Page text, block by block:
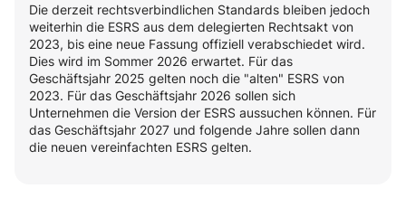
Die derzeit rechtsverbindlichen Standards bleiben jedoch
weiterhin die ESRS aus dem delegierten Rechtsakt von
2023, bis eine neue Fassung offiziell verabschiedet wird.
Dies wird im Sommer 2026 erwartet. Für das
Geschäftsjahr 2025 gelten noch die "alten" ESRS von
2023. Für das Geschäftsjahr 2026 sollen sich
Unternehmen die Version der ESRS aussuchen können. Für
das Geschäftsjahr 2027 und folgende Jahre sollen dann
die neuen vereinfachten ESRS gelten.